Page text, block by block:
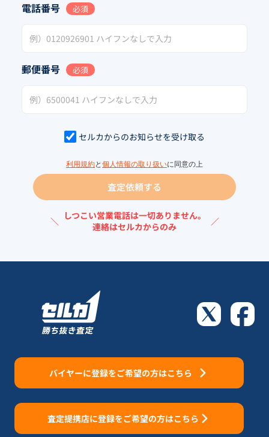
電話番号 必須
郵便番号 必須
セルカからのお知らせを受け取る
利用規約と 個人情報の取り扱いに同意の上
査定依頼する
＼ しつこい営業電話は一切ありません。
連絡はセルカからのみ
／
バイヤーに登録をご希望の方はこちら
査定提携店に登録をご希望の方はこちら